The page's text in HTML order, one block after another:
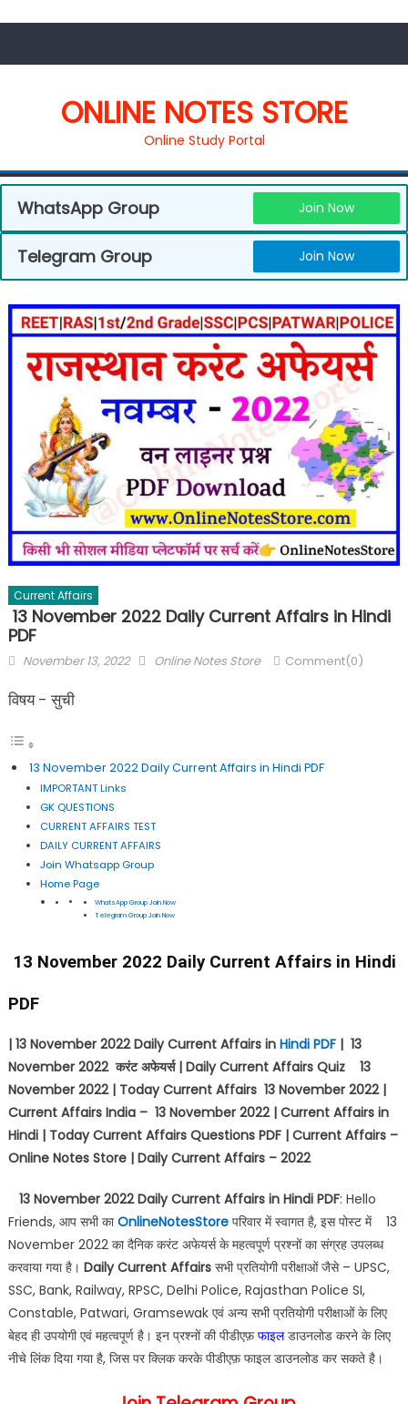
ONLINE NOTES STORE
Online Study Portal
WhatsApp Group Join Now
Telegram Group Join Now
Current Affairs
13 November 2022 Daily Current Affairs in Hindi
PDF
November 13, 2022 Online Notes Store Comment(0)
विषय - सुची
13 November 2022 Daily Current Affairs in Hindi PDF
IMPORTANT Links
GK QUESTIONS
CURRENT AFFAIRS TEST
DAILY CURRENT AFFAIRS
Join Whatsapp Group
Home Page
WhatsApp Group Join Now
Telegram Group Join Now
13 November 2022 Daily Current Affairs in Hindi
PDF
| 13 November 2022 Daily Current Affairs in Hindi PDF| 13
November 2022करंट अफेयर्स | Daily Current Affairs Quiz 13
November 2022 | Today Current Affairs 13 November 2022 |
Current Affairs India – 13 November 2022 | Current Affairs in
Hindi | Today Current Affairs Questions PDF | Current Affairs –
Online Notes Store | Daily Current Affairs – 2022
13 November 2022 Daily Current Affairs in Hindi PDF: Hello
Friends, आप सभी काOnlineNotesStoreपरिवार में स्वागत है, इस पोस्ट में 13
November 2022 का दैनिक करंट अफेयर्स के महत्वपूर्ण प्रश्नों का संग्रह उपलब्ध
करवाया गया है। Daily Current Affairsसभी प्रतियोगी परीक्षाओं जैसे – UPSC,
SSC, Bank, Railway, RPSC, Delhi Police, Rajasthan Police SI,
Constable, Patwari, Gramsewak एवं अन्य सभी प्रतियोगी परीक्षाओं के लिए
बेहद ही उपयोगी एवं महत्वपूर्ण है। इन प्रश्नों की पीडीएफ़फाइलडाउनलोड करने के लिए
नीचे लिंक दिया गया है, जिस पर क्लिक करके पीडीएफ़ फाइल डाउनलोड कर सकते है।